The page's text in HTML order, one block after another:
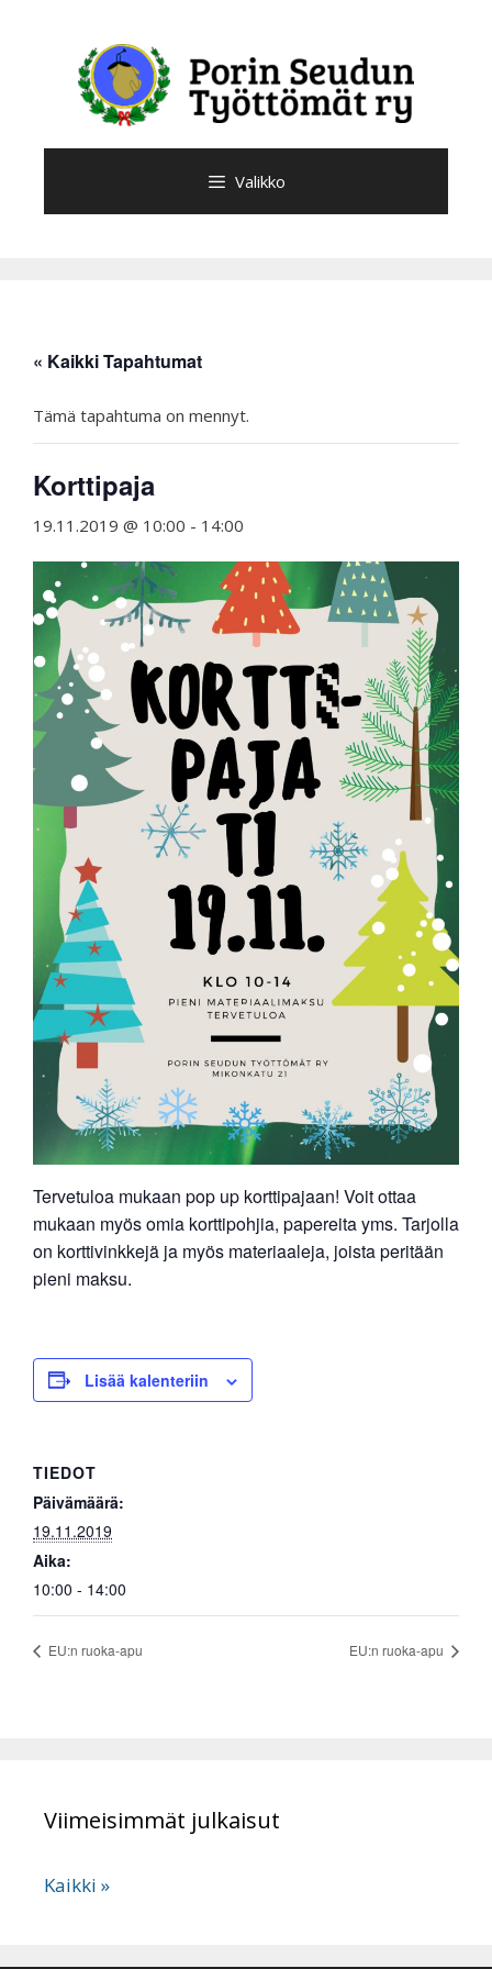
Valikko
« Kaikki Tapahtumat
Tämä tapahtuma on mennyt.
Korttipaja
19.11.2019 @ 10:00 - 14:00
Tervetuloa mukaan pop up korttipajaan! Voit ottaa
mukaan myös omia korttipohjia, papereita yms. Tarjolla
on korttivinkkejä ja myös materiaaleja, joista peritään
pieni maksu.
Lisää kalenteriin
TIEDOT
Päivämäärä:
19.11.2019
Aika:
10:00 - 14:00
EU:n ruoka-apu EU:n ruoka-apu
Viimeisimmät julkaisut
Kaikki »